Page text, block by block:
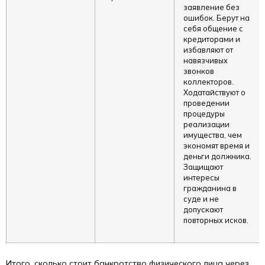
заявление без
ошибок. Берут на
себя общение с
кредиторами и
избавляют от
навязчивых
звонков
коллекторов.
Ходатайствуют о
проведении
процедуры
реализации
имущества, чем
экономят время и
деньги должника.
Защищают
интересы
гражданина в
суде и не
допускают
повторных исков.